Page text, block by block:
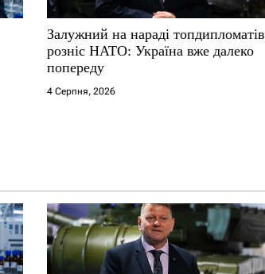
Залужний на нараді топдипломатів
розніс НАТО: Україна вже далеко
попереду
4 Серпня, 2026